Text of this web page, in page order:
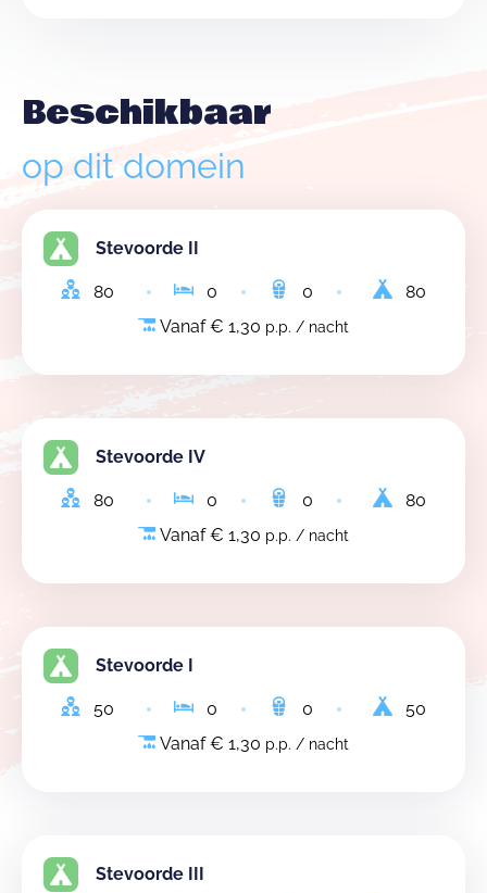
Beschikbaar
op dit domein
Stevoorde II
80 0 0
80
Vanaf € 1,30 p.p. / nacht
Stevoorde IV
80 0 0
80
Vanaf € 1,30 p.p. / nacht
Stevoorde I
50 0 0
50
Vanaf € 1,30 p.p. / nacht
Stevoorde III